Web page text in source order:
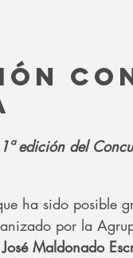
edición del
ha sido posible
por la
José Maldonado